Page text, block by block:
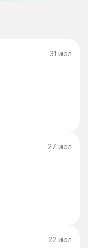
31 июл
27 июл
22 июл